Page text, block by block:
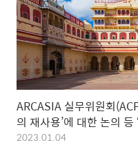
ARCASIA 실무위원회
의 재사용’에 대한 논의
2023.01.04